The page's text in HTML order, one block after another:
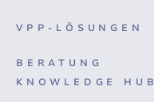
VPP-LÖSUNGEN
BERATUNG
KNOWLEDGE HUB